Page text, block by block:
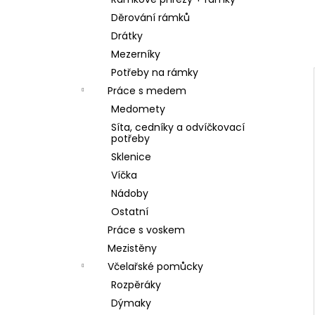
Děrování rámků
Drátky
Mezerníky
Potřeby na rámky
Práce s medem
Medomety
Síta, cedníky a odvíčkovací
potřeby
Sklenice
Víčka
Nádoby
Ostatní
Práce s voskem
Mezistěny
Včelařské pomůcky
Rozpěráky
Dýmaky
SKLENICE SVAZOVÁ VČELA 770ML BEZ